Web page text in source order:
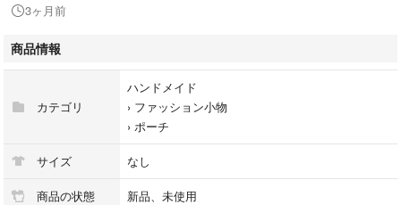
マチ…約3.5cm
ファスナー部…12cm
表生地…シーチング
表生地の裏側に接着芯を貼っています
3ヶ月前
商品情報
カテゴリ
ハンドメイド
› ファッション小物
› ポーチ
サイズ なし
商品の状態 新品、未使用